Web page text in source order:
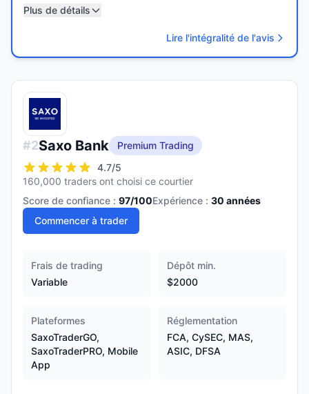
Plus de détails
Lire l'intégralité de l'avis
#2Saxo Bank
Premium Trading
4.7/5
160,000 traders ont choisi ce courtier
Score de confiance : 97/100Expérience : 30 années
Commencer à trader
Frais de trading
Variable
Dépôt min.
$2000
Plateformes
SaxoTraderGO,
SaxoTraderPRO, Mobile
App
Réglementation
FCA, CySEC, MAS,
ASIC, DFSA